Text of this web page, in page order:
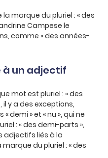
marque du pluriel : « des
Campese le
comme « des années-
à un adjectif
mot est pluriel : « des
y a des exceptions,
demi » et « nu », qui ne
: « des demi-parts »,
adjectifs liés à la
du pluriel : « des